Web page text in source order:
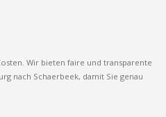
Wir bieten faire und transparente
nach Schaerbeek, damit Sie genau